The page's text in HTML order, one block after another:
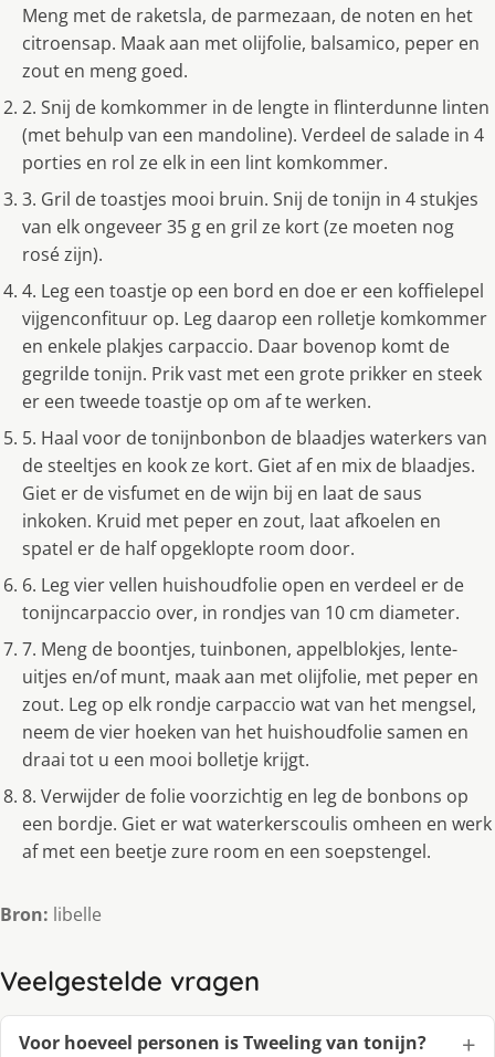
Meng met de raketsla, de parmezaan, de noten en het
citroensap. Maak aan met olijfolie, balsamico, peper en
zout en meng goed.
2. Snij de komkommer in de lengte in flinterdunne linten
(met behulp van een mandoline). Verdeel de salade in 4
porties en rol ze elk in een lint komkommer.
3. Gril de toastjes mooi bruin. Snij de tonijn in 4 stukjes
van elk ongeveer 35 g en gril ze kort (ze moeten nog
rosé zijn).
4. Leg een toastje op een bord en doe er een koffielepel
vijgenconfituur op. Leg daarop een rolletje komkommer
en enkele plakjes carpaccio. Daar bovenop komt de
gegrilde tonijn. Prik vast met een grote prikker en steek
er een tweede toastje op om af te werken.
5. Haal voor de tonijnbonbon de blaadjes waterkers van
de steeltjes en kook ze kort. Giet af en mix de blaadjes.
Giet er de visfumet en de wijn bij en laat de saus
inkoken. Kruid met peper en zout, laat afkoelen en
spatel er de half opgeklopte room door.
6. Leg vier vellen huishoudfolie open en verdeel er de
tonijncarpaccio over, in rondjes van 10 cm diameter.
7. Meng de boontjes, tuinbonen, appelblokjes, lente-
uitjes en/of munt, maak aan met olijfolie, met peper en
zout. Leg op elk rondje carpaccio wat van het mengsel,
neem de vier hoeken van het huishoudfolie samen en
draai tot u een mooi bolletje krijgt.
8. Verwijder de folie voorzichtig en leg de bonbons op
een bordje. Giet er wat waterkerscoulis omheen en werk
af met een beetje zure room en een soepstengel.
Bron: libelle
Veelgestelde vragen
Voor hoeveel personen is Tweeling van tonijn?